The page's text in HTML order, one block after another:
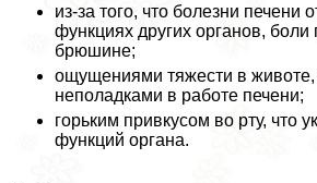
из-за того, что болезни печени
функциях других органов,
брюшине;
ощущениями тяжести в животе,
неполадками в работе печени;
горьким привкусом во рту, что
функций органа.